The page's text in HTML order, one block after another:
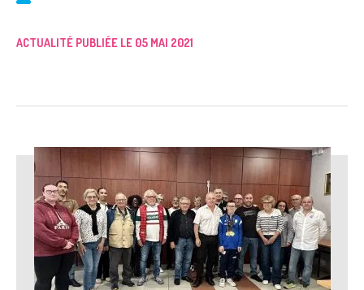
ACTUALITÉ PUBLIÉE LE 05 MAI 2021